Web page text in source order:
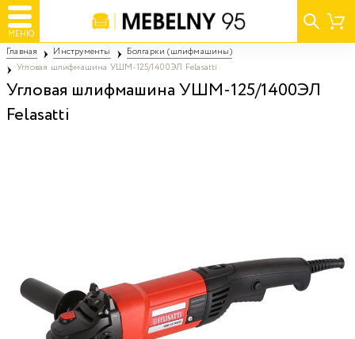
МЕНЮ
Главная Инструменты
Болгарки (шлифмашины)
Угловая шлифмашина УШМ-125/1400ЭЛ Felasatti
Угловая шлифмашина УШМ-125/1400ЭЛ
Felasatti